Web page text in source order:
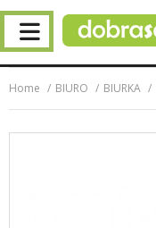
Home BIURO BIURKA